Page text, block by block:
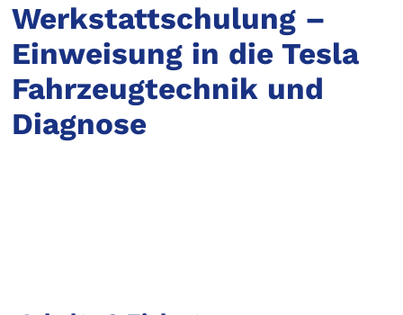
Werkstattschulung –
Einweisung in die Tesla
Fahrzeugtechnik und
Diagnose